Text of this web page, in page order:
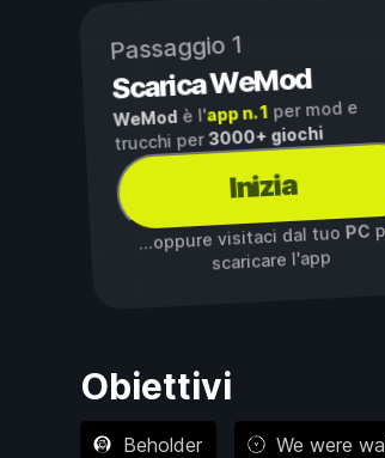
Passaggio 1
Scarica WeMod
WeMod è l'app n. 1per mod e
trucchi per3000+ giochi
Inizia
...oppure visitaci dal tuo PC
scaricare l'app
Obiettivi
Beholder We were